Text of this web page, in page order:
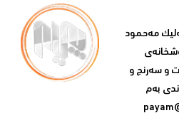
مه‌حمود
و سه‌رنج و
به‌م